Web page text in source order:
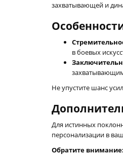
захватывающей и
в боевых
Не упустите шанс
Для истинных
персонализации в
Обратите внимание: